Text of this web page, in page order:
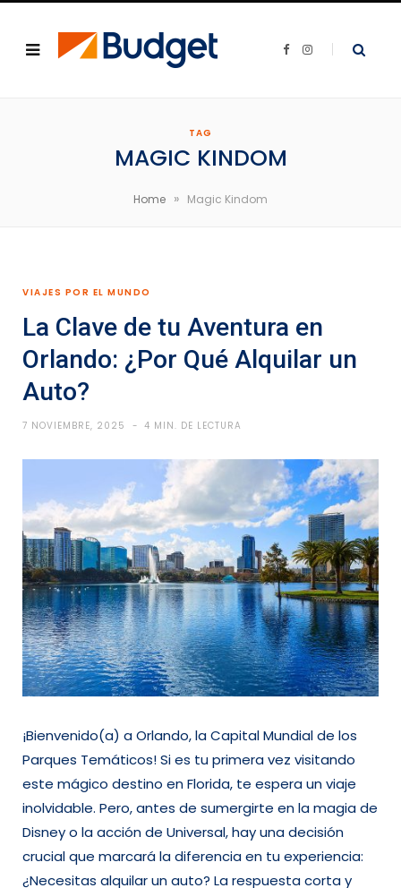
F
I
TAG
MAGIC KINDOM
Home » Magic Kindom
VIAJES POR EL MUNDO
La Clave de tu Aventura en
Orlando: ¿Por Qué Alquilar un
Auto?
7 NOVIEMBRE, 2025 4 MIN. DE LECTURA
¡Bienvenido(a) a Orlando, la Capital Mundial de los
Parques Temáticos! Si es tu primera vez visitando
este mágico destino en Florida, te espera un viaje
inolvidable. Pero, antes de sumergirte en la magia de
Disney o la acción de Universal, hay una decisión
crucial que marcará la diferencia en tu experiencia:
¿Necesitas alquilar un auto? La respuesta corta y